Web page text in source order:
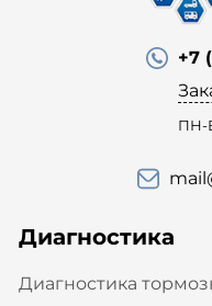
+7
ПН-
Диагностика
Диагностика